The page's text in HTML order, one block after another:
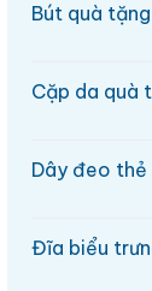
Bút quà
Cặp da quà
Dây đeo
Đĩa biểu